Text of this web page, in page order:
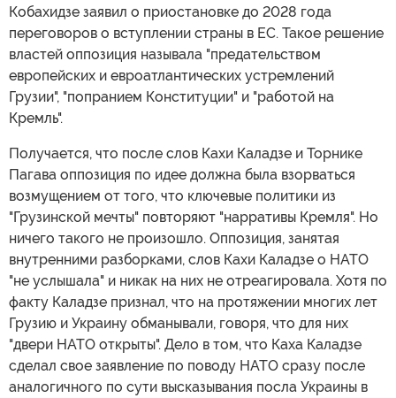
Кобахидзе заявил о приостановке до 2028 года
переговоров о вступлении страны в ЕС. Такое решение
властей оппозиция называла "предательством
европейских и евроатлантических устремлений
Грузии", "попранием Конституции" и "работой на
Кремль".
Получается, что после слов Кахи Каладзе и Торнике
Пагава оппозиция по идее должна была взорваться
возмущением от того, что ключевые политики из
"Грузинской мечты" повторяют "нарративы Кремля". Но
ничего такого не произошло. Оппозиция, занятая
внутренними разборками, слов Кахи Каладзе о НАТО
"не услышала" и никак на них не отреагировала. Хотя по
факту Каладзе признал, что на протяжении многих лет
Грузию и Украину обманывали, говоря, что для них
"двери НАТО открыты". Дело в том, что Каха Каладзе
сделал свое заявление по поводу НАТО сразу после
аналогичного по сути высказывания посла Украины в